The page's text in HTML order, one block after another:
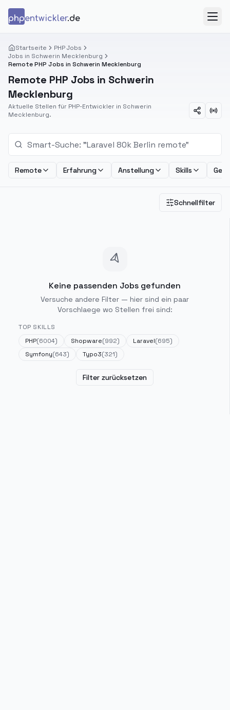
phpentwickler.de
Startseite
PHP Jobs
Jobs in Schwerin Mecklenburg
Remote PHP Jobs in Schwerin Mecklenburg
Remote PHP Jobs in Schwerin
Mecklenburg
Aktuelle Stellen für PHP-Entwickler in Schwerin
Mecklenburg.
Remote Erfahrung Anstellung Skills
Schnellfilter
Keine passenden Jobs gefunden
Versuche andere Filter — hier sind ein paar
Vorschlaege wo Stellen frei sind:
TOP SKILLS
PHP(6004) Shopware(992) Laravel(695)
Symfony(643) Typo3(321)
Filter zurücksetzen